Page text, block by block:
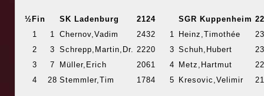
½Fin SK Ladenburg 2124 SGR Kuppenheim
1
1 Chernov,Vadim 2432 1 Heinz,Timothée
2
3 Schrepp,Martin,Dr. 2220 3 Schuh,Hubert
3
7 Müller,Erich 2061 4 Metz,Hartmut
4
28 Stemmler,Tim 1784 5 Kresovic,Velimir